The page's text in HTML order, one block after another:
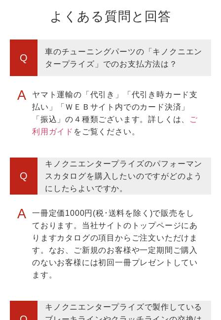
よくある質問と回答
車のチューニングパーツの「キノクニエン
タープライズ」でのお支払方法は？
ヤマト運輸の「代引き」「代引き時カード支
払い」「ＷＥＢサイト内でのカード決済」
「振込」の４種類ございます。詳しくは、
ご
利用ガイド をご覧ください。
キノクニエンタープライズのパフォーマン
スカタログを購入したいのですがどのよう
にしたらよいですか。
一冊定価1000円(税･送料を除く)で販売をし
ております。当社サイトのトップページにあ
りますカタログの項目からご注文いただけま
す。なお、ご新規のお客様や一定期間ご購入
のないお客様には初回一冊プレゼントしてい
ます。
キノクニエンタープライズで製作している
ブレーキラインやクラッチラインの交換は